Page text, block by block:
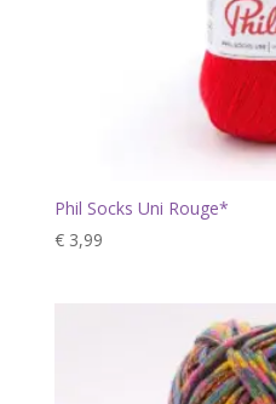
Phil Socks Uni Rouge*
€3,99